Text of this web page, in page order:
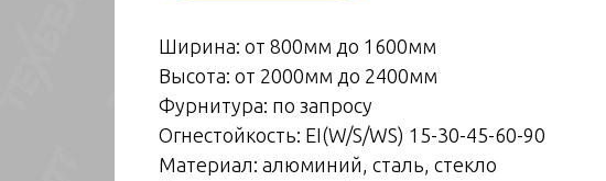
Ширина: от 800мм до 1600мм
Высота: от 2000мм до 2400мм
Фурнитура: по запросу
Огнестойкость: EI(W/S/WS) 15-30-45-60-90
Материал: алюминий, сталь, стекло